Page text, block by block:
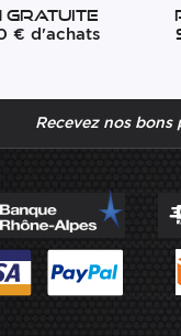
gratuite
€ d'achats
Recevez nos